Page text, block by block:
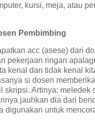
kursi, meja, atau
Pembimbing
acc (asese) dari
pekerjaan ringan
kenal dan tidak kenal
si dosen
skripsi. Artinya: meledek
jauhkan dia dari
digunakan untuk